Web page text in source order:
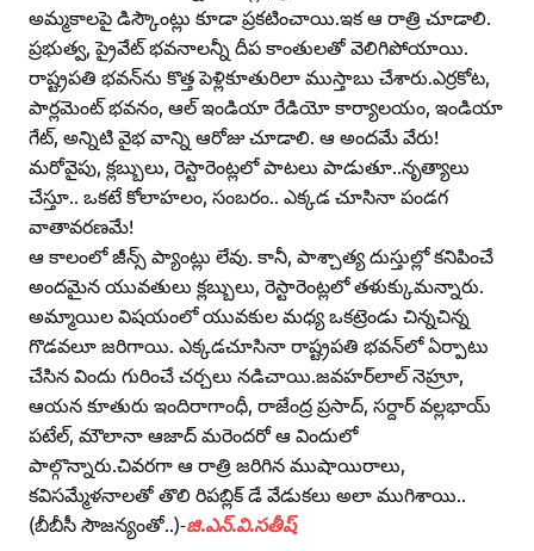
అమ్మకాలపై డిస్కౌంట్లు కూడా ప్రకటించాయి.ఇక ఆ రాత్రి చూడాలి.
ప్రభుత్వ, ప్రైవేట్‌ భవనాలన్నీ దీప కాంతులతో వెలిగిపోయాయి.
రాష్ట్రపతి భవన్‌ను కొత్త పెళ్లికూతురిలా ముస్తాబు చేశారు.ఎర్రకోట,
పార్లమెంట్‌ భవనం, ఆల్‌ ఇండియా రేడియో కార్యాలయం, ఇండియా
గేట్‌, అన్నిటి వైభ వాన్ని ఆరోజు చూడాలి. ఆ అందమే వేరు!
మరోవైపు, క్లబ్బులు, రెస్టారెంట్లలో పాటలు పాడుతూ..నృత్యాలు
చేస్తూ.. ఒకటే కోలాహలం, సంబరం.. ఎక్కడ చూసినా పండగ
వాతావరణమే!
ఆ కాలంలో జీన్స్‌ ప్యాంట్లు లేవు. కానీ, పాశ్చాత్య దుస్తుల్లో కనిపించే
అందమైన యువతులు క్లబ్బులు, రెస్టారెంట్లలో తళుక్కుమన్నారు.
అమ్మాయిల విషయంలో యువకుల మధ్య ఒకట్రెండు చిన్నచిన్న
గొడవలూ జరిగాయి. ఎక్కడచూసినా రాష్ట్రపతి భవన్‌లో ఏర్పాటు
చేసిన విందు గురించే చర్చలు నడిచాయి.జవహర్‌లాల్‌ నెహ్రూ,
ఆయన కూతురు ఇందిరాగాంధీ, రాజేంద్ర ప్రసాద్‌, సర్దార్‌ వల్లభాయ్‌
పటేల్‌, మౌలానా ఆజాద్‌ మరెందరో ఆ విందులో
పాల్గొన్నారు.చివరగా ఆ రాత్రి జరిగిన ముషాయిరాలు,
కవిసమ్మేళనాలతో తొలి రిపబ్లిక్‌ డే వేడుకలు అలా ముగిశాయి..
(బీబీసీ సౌజన్యంతో..)-జి.ఎన్‌.వి.సతీష్‌